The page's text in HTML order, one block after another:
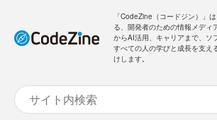
「CodeZine（コードジン）」
る、開発者のための情報メディ
からAI活用、キャリアまで、ソ
すべての人の学びと成長を支え
けします。